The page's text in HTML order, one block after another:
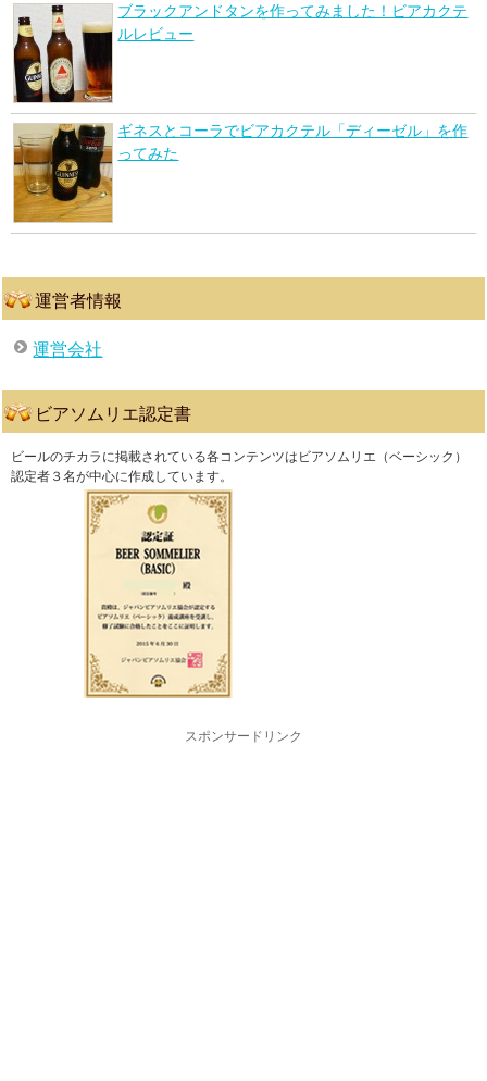
ブラックアンドタンを作ってみました！ビアカクテ
ルレビュー
ギネスとコーラでビアカクテル「ディーゼル」を作
ってみた
運営者情報
運営会社
ビアソムリエ認定書
ビールのチカラに掲載されている各コンテンツはビアソムリエ（ベーシック）
認定者３名が中心に作成しています。
スポンサードリンク